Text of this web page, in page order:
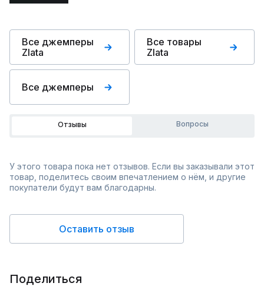
Все джемперы
Zlata
Все товары
Zlata
Все джемперы
Отзывы Вопросы
У этого товара пока нет отзывов. Если вы заказывали этот
товар, поделитесь своим впечатлением о нём, и другие
покупатели будут вам благодарны.
Оставить отзыв
Поделиться